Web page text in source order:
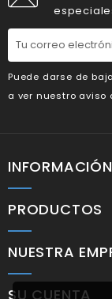
Puede darse de
a ver nuestro
PRODUCTOS
NUESTRA
SU CUENTA